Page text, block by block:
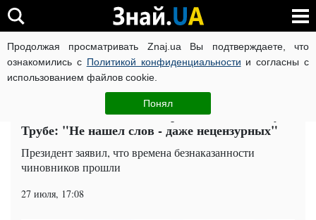
Продолжая просматривать Znaj.ua Вы подтверждаете, что
ознакомились с Политикой конфиденциальности и согласны с
использованием файлов cookie.
Понял
ВОЙНА РОССИИ ПРОТИВ УКРАИНЫ КОРОНАВИРУС В
Политика ЧИТАТИ УКРАЇНСЬКОЮ
Зеленский в бешенстве обратился к Авакову и
Трубе: "Не нашел слов - даже нецензурных"
Президент заявил, что времена безнаказанности
чиновников прошли
27 июля, 17:08